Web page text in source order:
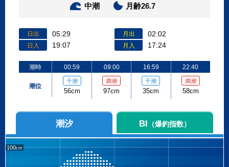
中潮 月齢26.7
日出 05:29
日入 19:07
月出 02:02
月入 17:24
潮時
潮位
00:59
干潮
56cm
09:00
満潮
97cm
16:59
干潮
35cm
22:40
満潮
58cm
潮汐 BI （爆釣指数）
100